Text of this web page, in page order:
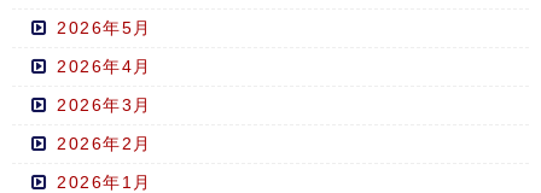
2026年5月
2026年4月
2026年3月
2026年2月
2026年1月